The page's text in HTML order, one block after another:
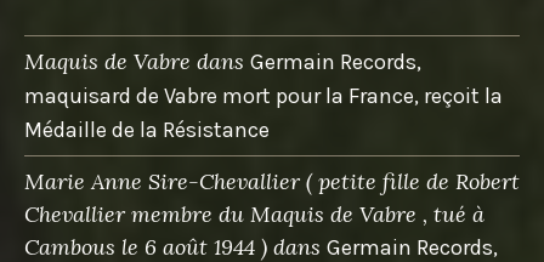
Maquis de Vabre dans Germain Records,
maquisard de Vabre mort pour la France, reçoit la
Médaille de la Résistance
Marie Anne Sire-Chevallier ( petite fille de Robert
Chevallier membre du Maquis de Vabre , tué à
Cambous le 6 août 1944 ) dans Germain Records,